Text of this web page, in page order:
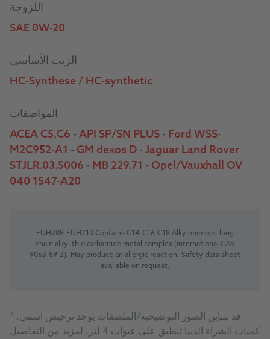
اللزوجة
SAE 0W-20
الزيت الأساسي
HC-Synthese / HC-synthetic
المواصفات
ACEA C5,C6 - API SP/SN PLUS - Ford WSS-
M2C952-A1 - GM dexos D - Jaguar Land Rover
STJLR.03.5006 - MB 229.71 - Opel/Vauxhall OV
040 1547-A20
EUH208-EUH210 Contains C14-C16-C18 Alkylphenole; long
chain alkyl thio carbamide metal complex (international CAS
9063-89-2). May produce an allergic reaction. Safety data sheet
available on request.
* قد تتباين الصور التوضيحية/الملصقات يوجد ترخيص اسمي.
كميات الشراء الدنيا تنطبق على عبوات 4 لتر. لمزيد من التفاصيل